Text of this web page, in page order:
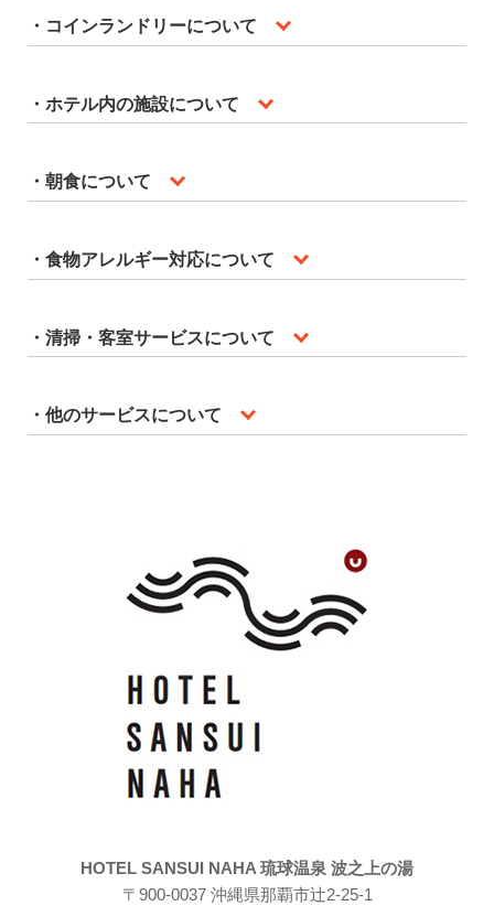
・コインランドリーについて
・ホテル内の施設について
・朝食について
・食物アレルギー対応について
・清掃・客室サービスについて
・他のサービスについて
HOTEL SANSUI NAHA 琉球温泉 波之上の湯
〒900-0037 沖縄県那覇市辻2-25-1